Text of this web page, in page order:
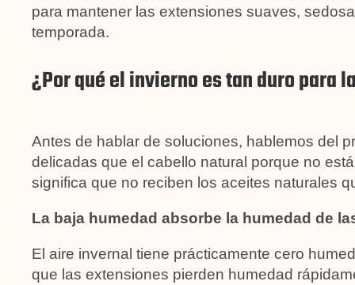
para mantener las extensiones suaves,
temporada.
¿Por qué el invierno es tan duro para
Antes de hablar de soluciones, hablemos del
delicadas que el cabello natural porque no
significa que no reciben los aceites naturales
La baja humedad absorbe la humedad de
El aire invernal tiene prácticamente cero
que las extensiones pierden humedad